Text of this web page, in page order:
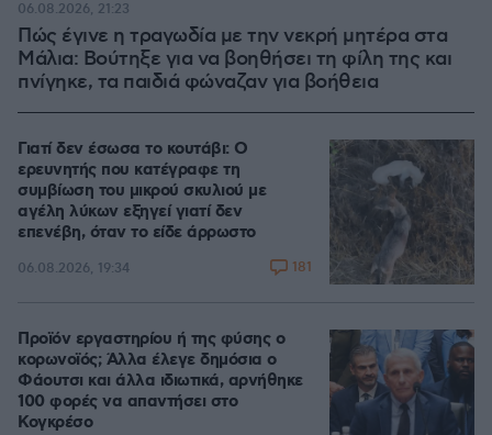
Πώς έγινε η τραγωδία με την νεκρή μητέρα στα
Μάλια: Βούτηξε για να βοηθήσει τη φίλη της και
πνίγηκε, τα παιδιά φώναζαν για βοήθεια
06.08.2026, 21:23
Γιατί δεν έσωσα το κουτάβι: Ο
ερευνητής που κατέγραφε τη
συμβίωση του μικρού σκυλιού με
αγέλη λύκων εξηγεί γιατί δεν
επενέβη, όταν το είδε άρρωστο
06.08.2026, 19:34 181
Προϊόν εργαστηρίου ή της φύσης ο
κορωνοϊός; Άλλα έλεγε δημόσια ο
Φάουτσι και άλλα ιδιωτικά, αρνήθηκε
100 φορές να απαντήσει στο
Κογκρέσο